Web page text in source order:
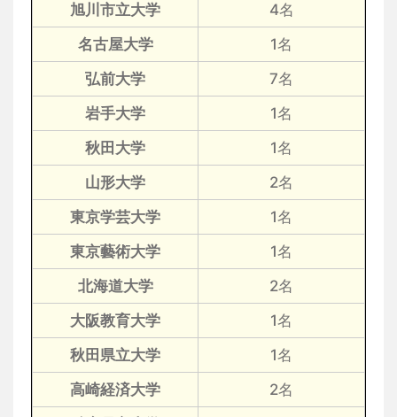
旭川市立大学
4名
名古屋大学
1名
弘前大学
7名
岩手大学
1名
秋田大学
1名
山形大学
2名
東京学芸大学
1名
東京藝術大学
1名
北海道大学
2名
大阪教育大学
1名
秋田県立大学
1名
高崎経済大学
2名